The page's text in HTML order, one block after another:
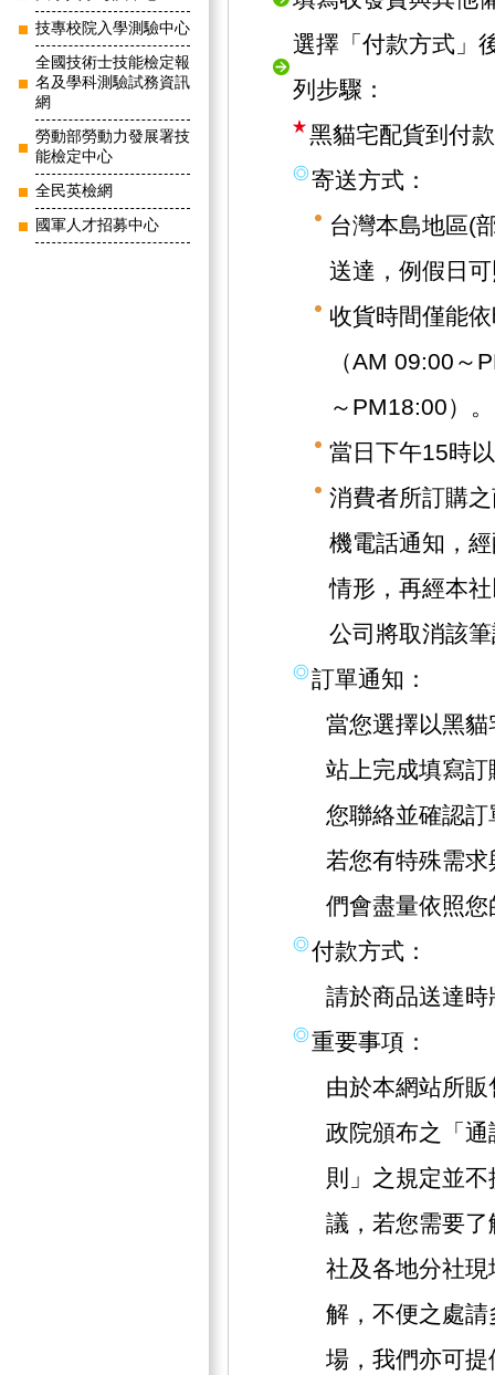
技專校院入學測驗中心
全國技術士技能檢定報
名及學科測驗試務資訊
網
勞動部勞動力發展署技
能檢定中心
全民英檢網
國軍人才招募中心
選擇「付款方式」
列步驟：
黑貓宅配貨到付
寄送方式：
台灣本島地區(
送達，例假日
收貨時間僅能
（AM 09:00～
～PM18:00）。
當日下午15時
消費者所訂購
機電話通知，
情形，再經本
公司將取消該
訂單通知：
當您選擇以黑
站上完成填寫
您聯絡並確認訂
若您有特殊需
們會盡量依照
付款方式：
請於商品送達
重要事項：
由於本網站所
政院頒布之「
則」之規定並
議，若您需要
社及各地分社
解，不便之處
場，我們亦可